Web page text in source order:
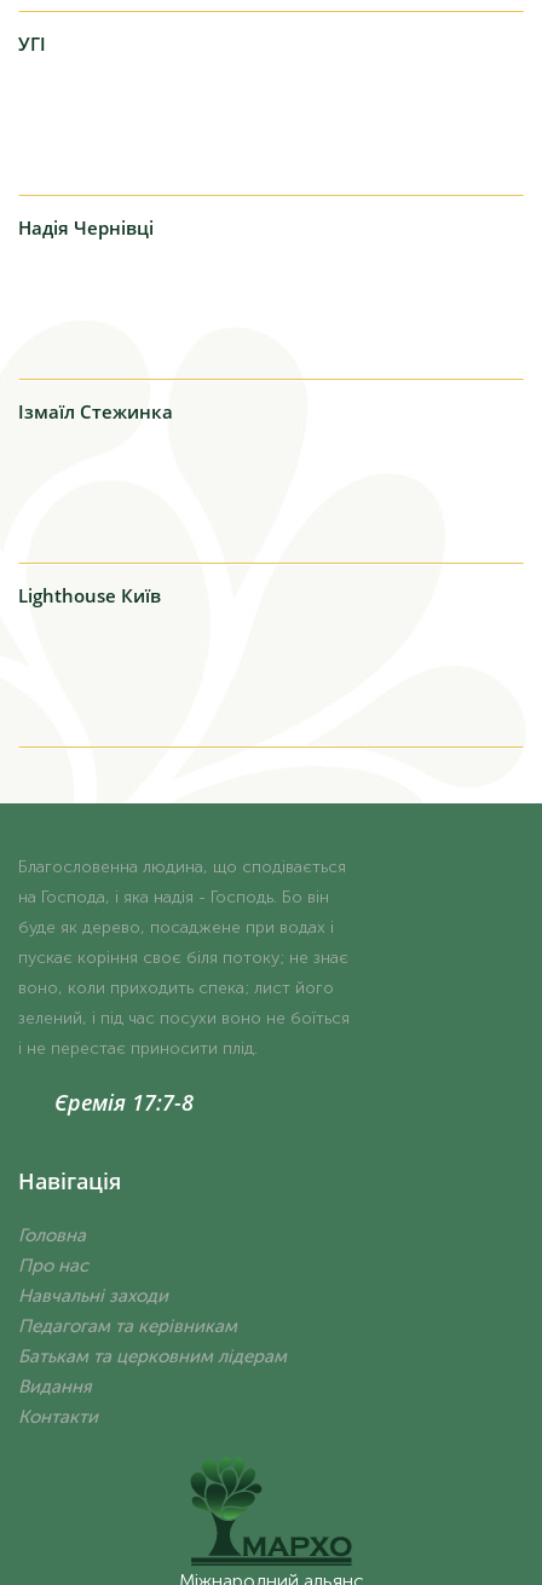
УГІ
Надія Чернівці
Ізмаїл Стежинка
Lighthouse Київ
Благословенна людина, що сподівається
на Господа, і яка надія - Господь. Бо він
буде як дерево, посаджене при водах і
пускає коріння своє біля потоку; не знає
воно, коли приходить спека; лист його
зелений, і під час посухи воно не боїться
і не перестає приносити плід.
Єремія 17:7-8
Навігація
Головна
Про нас
Навчальні заходи
Педагогам та керівникам
Батькам та церковним лідерам
Видання
Контакти
Міжнародний альянс